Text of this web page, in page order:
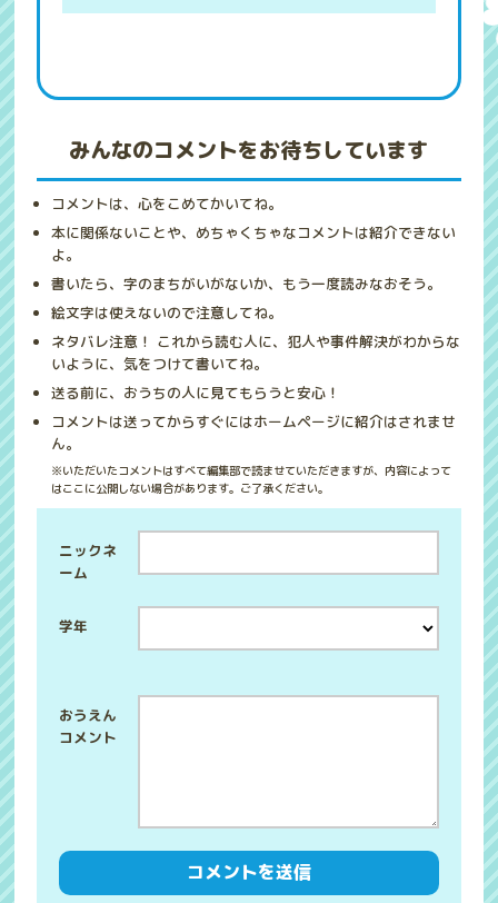
みんなのコメントをお待ちしています
コメントは、心をこめてかいてね。
本に関係ないことや、めちゃくちゃなコメントは紹介できない
よ。
書いたら、字のまちがいがないか、もう一度読みなおそう。
絵文字は使えないので注意してね。
ネタバレ注意！ これから読む人に、犯人や事件解決がわからな
いように、気をつけて書いてね。
送る前に、おうちの人に見てもらうと安心！
コメントは送ってからすぐにはホームページに紹介はされませ
ん。
※いただいたコメントはすべて編集部で読ませていただきますが、内容によって
はここに公開しない場合があります。ご了承ください。
学年
ニックネ
ーム